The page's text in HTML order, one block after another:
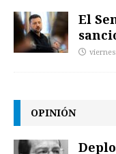
El
OPINIÓN